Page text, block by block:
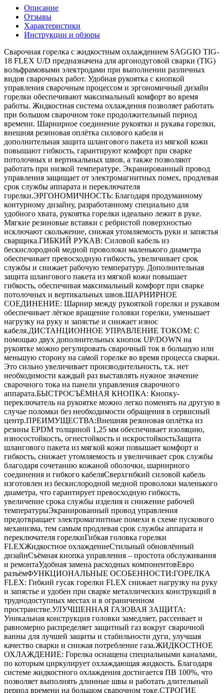
Описание
Отзывы
Характеристики
Инструкции и обзоры
Сварочная горелка с жидкостным охлаждением SAGGIO TIG-
18 FLEX U/D предназначена для аргонодуговой сварки (TIG)
вольфрамовыми электродами при выполнении различных
видов сварочных работ. Удобная рукоятка с кнопкой
управления сварочным процессом и эргономичный дизайн
горелки обеспечивают максимальный комфорт во время
работы. Жидкостная система охлаждения позволяет работать
при большом сварочном токе продолжительный период
времени. Шарнирное соединение рукоятки и рукава горелки,
внешняя резиновая оплётка силового кабеля и
дополнительная защита шлангового пакета из мягкой кожи
повышают гибкость, гарантируют комфорт при сварке
потолочных и вертикальных швов, а также позволяют
работать при низкой температуре. Экранированный провод
управления защищает от электромагнитных помех, продлевая
срок службы аппарата и переключателя
горелки.ЭРГОНОМИЧНОСТЬ: Благодаря продуманному
контурному дизайну, разработанному специально для
удобного хвата, рукоятка горелки идеально лежит в руке.
Мягкие резиновые вставки с ребристой поверхностью
исключают скольжение, снижая утомляемость руки и запястья
сварщика.ГИБКИЙ РУКАВ: Силовой кабель из
бескислородной медной проволоки маленького диаметра
обеспечивает превосходную гибкость, увеличивает срок
службы и снижает рабочую температуру. Дополнительная
защита шлангового пакета из мягкой кожи повышает
гибкость, обеспечивая максимальный комфорт при сварке
потолочных и вертикальных швов.ШАРНИРНОЕ
СОЕДИНЕНИЕ: Шарнир между рукояткой горелки и рукавом
обеспечивает лёгкое вращение головки горелки, уменьшает
нагрузку на руку и запястье и снижает износ
кабеля.ДИСТАНЦИОННОЕ УПРАВЛЕНИЕ ТОКОМ: С
помощью двух дополнительных кнопок UP/DOWN на
рукоятке можно регулировать сварочный ток в большую или
меньшую сторону на самой горелке во время процесса сварки.
Это сильно увеличивает производительность, т.к. нет
необходимости каждый раз выставлять нужное значение
сварочного тока на панели управления сварочного
аппарата.БЫСТРОСЪЁМНАЯ КНОПКА: Кнопку-
переключатель на рукоятке можно легко поменять на другую в
случае поломки без необходимости обращения в сервисный
центр.ПРЕИМУЩЕСТВА:Внешняя резиновая оплётка из
резины EPDM толщиной 1,25 мм обеспечивает изоляцию,
износостойкость, огнестойкость и искростойкостьЗащита
шлангового пакета из мягкой кожи повышает комфорт и
гибкость, снижает утомляемость и увеличивает срок службы
благодаря сочетанию кожаной оболочки, шарнирного
соединения и гибкого кабеляСверхгибкий силовой кабель
изготовлен из бескислородной медной проволоки маленького
диаметра, что гарантирует превосходную гибкость,
увеличение срока службы изделия и снижение рабочей
температурыЭкранированный провод управления
предотвращает электромагнитные помехи в схеме пускового
механизма, тем самым продлевая срок службы аппарата и
переключателя горелкиГибкая головка горелки
FLEXЖидкостное охлаждениеСтильный обновлённый
дизайнСъёмная кнопка управления – простота обслуживания
и ремонтаУдобная замена расходных компонентовЕвро
разъёмФУНКЦИОНАЛЬНЫЕ ОСОБЕННОСТИ:ГОРЕЛКА
FLEX: Гибкий гусак горелки FLEX снижает нагрузку на руку
и запястье и удобен при сварке металлических конструкций в
труднодоступных местах и в ограниченном
пространстве.УЛУЧШЕННАЯ ГАЗОВАЯ ЗАЩИТА:
Уникальная конструкция головки замедляет, рассеивает и
равномерно распределяет защитный газ вокруг сварочной
ванны для лучшей защиты и стабильности дуги, улучшая
качество сварки и снижая потребление газа.ЖИДКОСТНОЕ
ОХЛАЖДЕНИЕ: Горелка оснащена специальными каналами,
по которым циркулирует охлаждающая жидкость. Благодаря
системе жидкостного охлаждения достигается ПВ 100%, что
позволяет выполнять длинные швы и работать длительный
период времени на большом сварочном токе.СТРОГИЕ